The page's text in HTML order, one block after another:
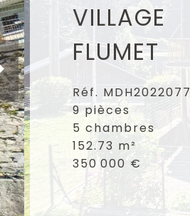
VILLAGE
FLUMET
Réf. MDH2022077
9 pièces
5 chambres
152.73 m²
350 000 €